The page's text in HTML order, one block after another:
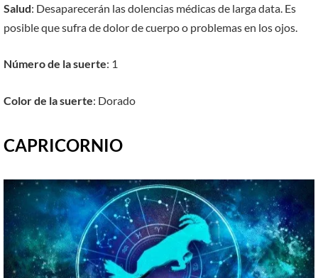
Salud: Desaparecerán las dolencias médicas de larga data. Es
posible que sufra de dolor de cuerpo o problemas en los ojos.
Número de la suerte: 1
Color de la suerte: Dorado
CAPRICORNIO